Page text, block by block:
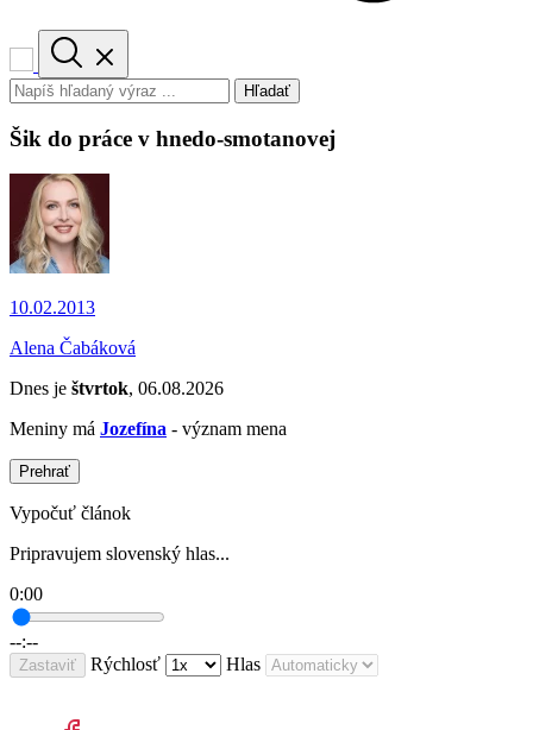
Hľadať
Šik do práce v hnedo-smotanovej
10.02.2013
Alena Čabáková
Dnes je štvrtok, 06.08.2026
Meniny má Jozefína - význam mena
Prehrať
Vypočuť článok
Pripravujem slovenský hlas...
0:00
--:--
Zastaviť Rýchlosť Hlas